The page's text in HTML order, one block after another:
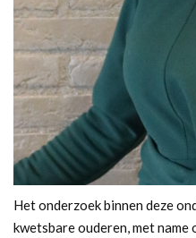
Het onderzoek binnen deze
kwetsbare ouderen, met name